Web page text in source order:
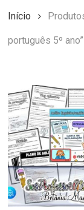
Início
português 5º ano”